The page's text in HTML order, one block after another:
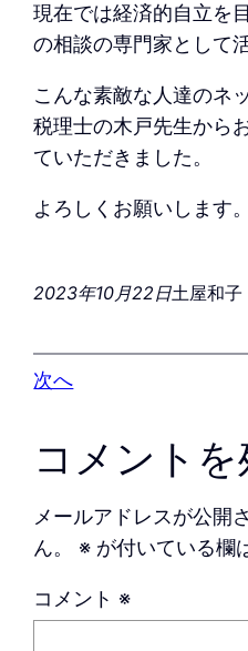
現在では経済的自立を
の相談の専門家として
こんな素敵な人達のネ
税理士の木戸先生から
ていただきました。
よろしくお願いします。
2023年10月22日土屋和子
次へ
コメント
メールアドレスが公開
ん。
※ が付いている欄
コメント ※